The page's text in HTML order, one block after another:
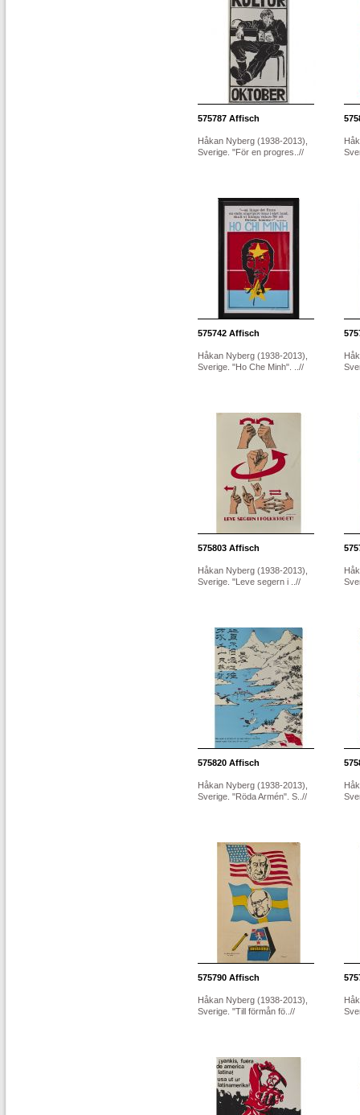
575787 Affisch
Håkan Nyberg (1938-2013),
Sverige. "För en progres..//
575742 Affisch
Håkan Nyberg (1938-2013),
Sverige. "Ho Che Minh". ..//
575803 Affisch
Håkan Nyberg (1938-2013),
Sverige. "Leve segern i ..//
575820 Affisch
Håkan Nyberg (1938-2013),
Sverige. "Röda Armén". S..//
575790 Affisch
Håkan Nyberg (1938-2013),
Sverige. "Till förmån fö..//